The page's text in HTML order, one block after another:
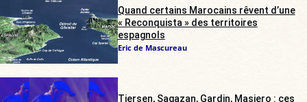
Quand certains Marocains rêvent d’une
« Reconquista » des territoires
espagnols
Eric de Mascureau
Tiersen, Sagazan, Gardin, Masiero : ces